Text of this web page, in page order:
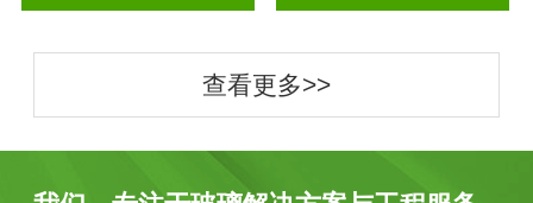
查看更多>>